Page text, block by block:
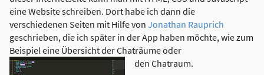
eine Website schreiben. Dort habe ich dann die
verschiedenen Seiten mit Hilfe von Jonathan Rauprich
geschrieben, die ich später in der App haben möchte, wie zum
Beispiel eine Übersicht der Chaträume oder
den Chatraum.